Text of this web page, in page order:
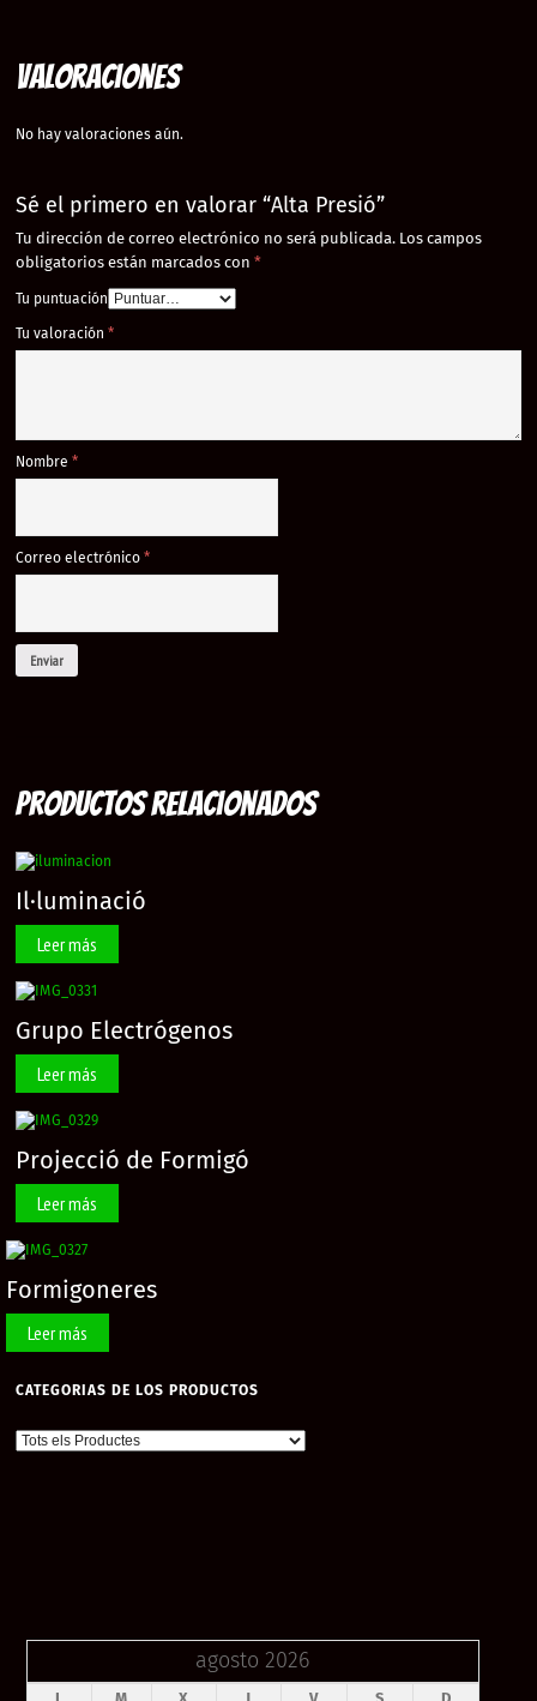
Valoraciones
No hay valoraciones aún.
Sé el primero en valorar “Alta Presió”
Tu dirección de correo electrónico no será publicada. Los campos
obligatorios están marcados con*
Tu puntuación
Tu valoración *
Nombre *
Correo electrónico *
Productos relacionados
Il·luminació
Leer más
Grupo Electrógenos
Leer más
Projecció de Formigó
Leer más
Formigoneres
Leer más
CATEGORIAS DE LOS PRODUCTOS
agosto 2026